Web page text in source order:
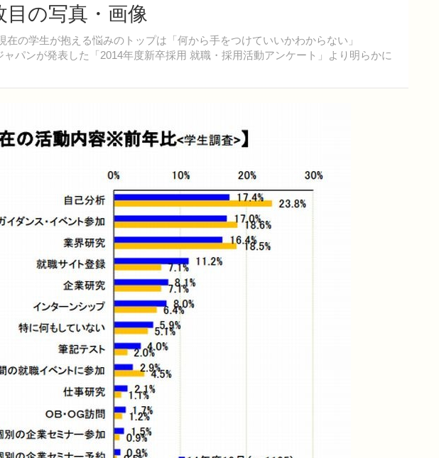
の写真・画像
の学生が抱える悩みのトップは「何から手をつけていいかわからない」
ャパンが発表した「2014年度新卒採用 就職・採用活動アンケート」より明らかに